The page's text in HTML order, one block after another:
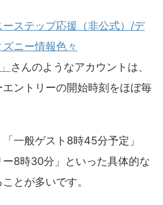
ーステップ応援（非公式）/デ
ニー情報色々
さんのようなアカウントは、
ントリーの開始時刻をほぼ毎
一般ゲスト8時45分予定」
ー8時30分」といった具体的な
とが多いです。